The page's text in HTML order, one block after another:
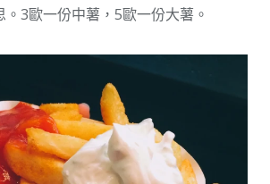
3歐一份中薯，5歐一份大薯。